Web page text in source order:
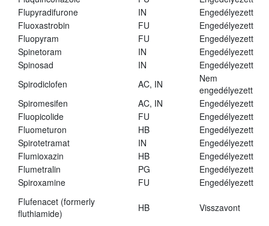
Flupyradifurone
IN
Engedélyezett
Fluoxastrobin
FU
Engedélyezett
Fluopyram
FU
Engedélyezett
Spinetoram
IN
Engedélyezett
Spinosad
IN
Engedélyezett
Spirodiclofen
AC, IN
Nem
engedélyezett
Spiromesifen
AC, IN
Engedélyezett
Fluopicolide
FU
Engedélyezett
Fluometuron
HB
Engedélyezett
Spirotetramat
IN
Engedélyezett
Flumioxazin
HB
Engedélyezett
Flumetralin
PG
Engedélyezett
Spiroxamine
FU
Engedélyezett
Flufenacet (formerly
fluthiamide)
HB Visszavont